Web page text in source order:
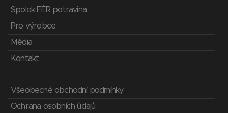
Spolek FÉR potravina
Pro výrobce
Média
Kontakt
Všeobecné obchodní podmínky
Ochrana osobních údajů